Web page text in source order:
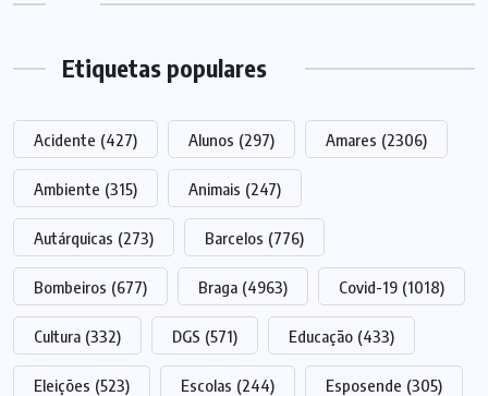
Etiquetas populares
Acidente (427) Alunos (297) Amares (2306)
Ambiente (315) Animais (247)
Autárquicas (273) Barcelos (776)
Bombeiros (677) Braga (4963) Covid-19 (1018)
Cultura (332) DGS (571) Educação (433)
Eleições (523) Escolas (244) Esposende (305)